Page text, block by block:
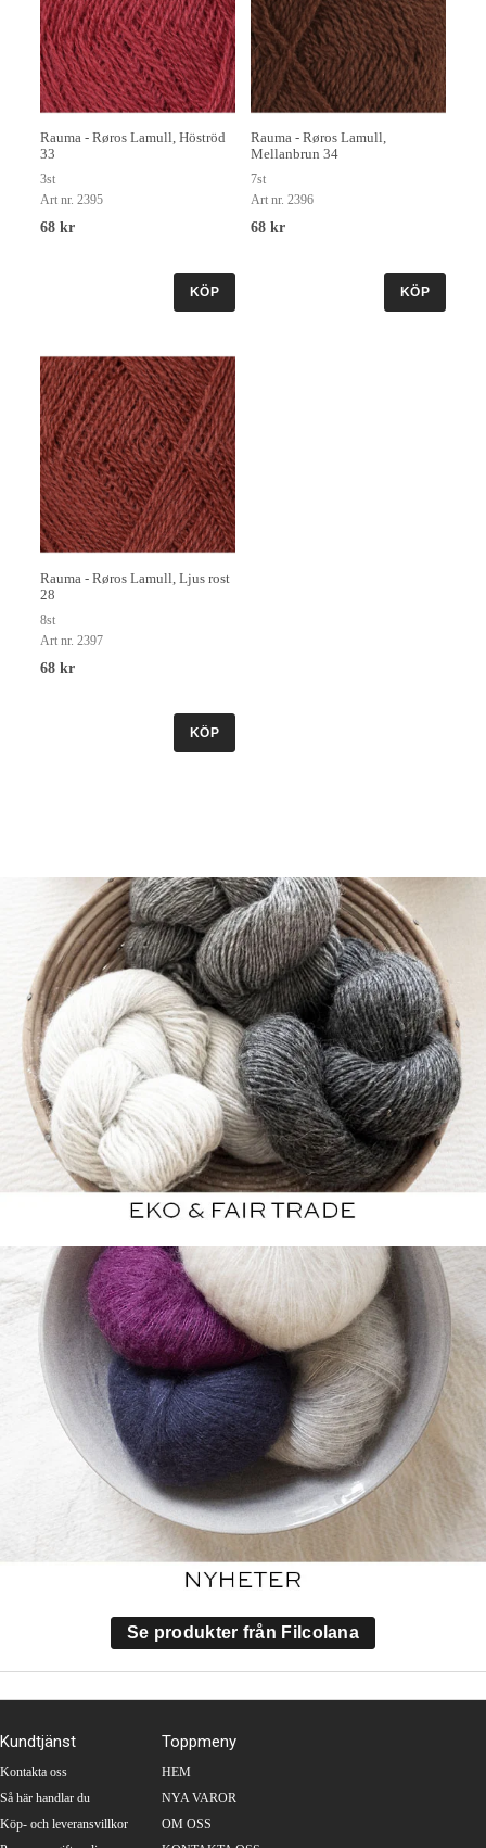
Rauma - Røros Lamull, Höströd
33
3st
Art nr. 2395
68 kr
KÖP
Rauma - Røros Lamull,
Mellanbrun 34
7st
Art nr. 2396
68 kr
KÖP
Rauma - Røros Lamull, Ljus rost
28
8st
Art nr. 2397
68 kr
KÖP
Se produkter från Filcolana
Kundtjänst
Kontakta oss
Så här handlar du
Köp- och leveransvillkor
Toppmeny
HEM
NYA VAROR
OM OSS